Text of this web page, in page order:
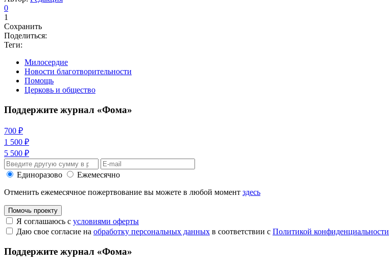
0
1
Сохранить
Поделиться:
Теги:
Милосердие
Новости благотворительности
Помощь
Церковь и общество
Поддержите журнал «Фома»
700 ₽
1 500 ₽
5 500 ₽
Единоразово
Ежемесячно
Отменить ежемесячное пожертвование вы можете в любой момент здесь
Помочь проекту
Я соглашаюсь с условиями оферты
Даю свое согласие на обработку персональных данных в соответствии с Политикой конфиденциальности
Поддержите журнал «Фома»